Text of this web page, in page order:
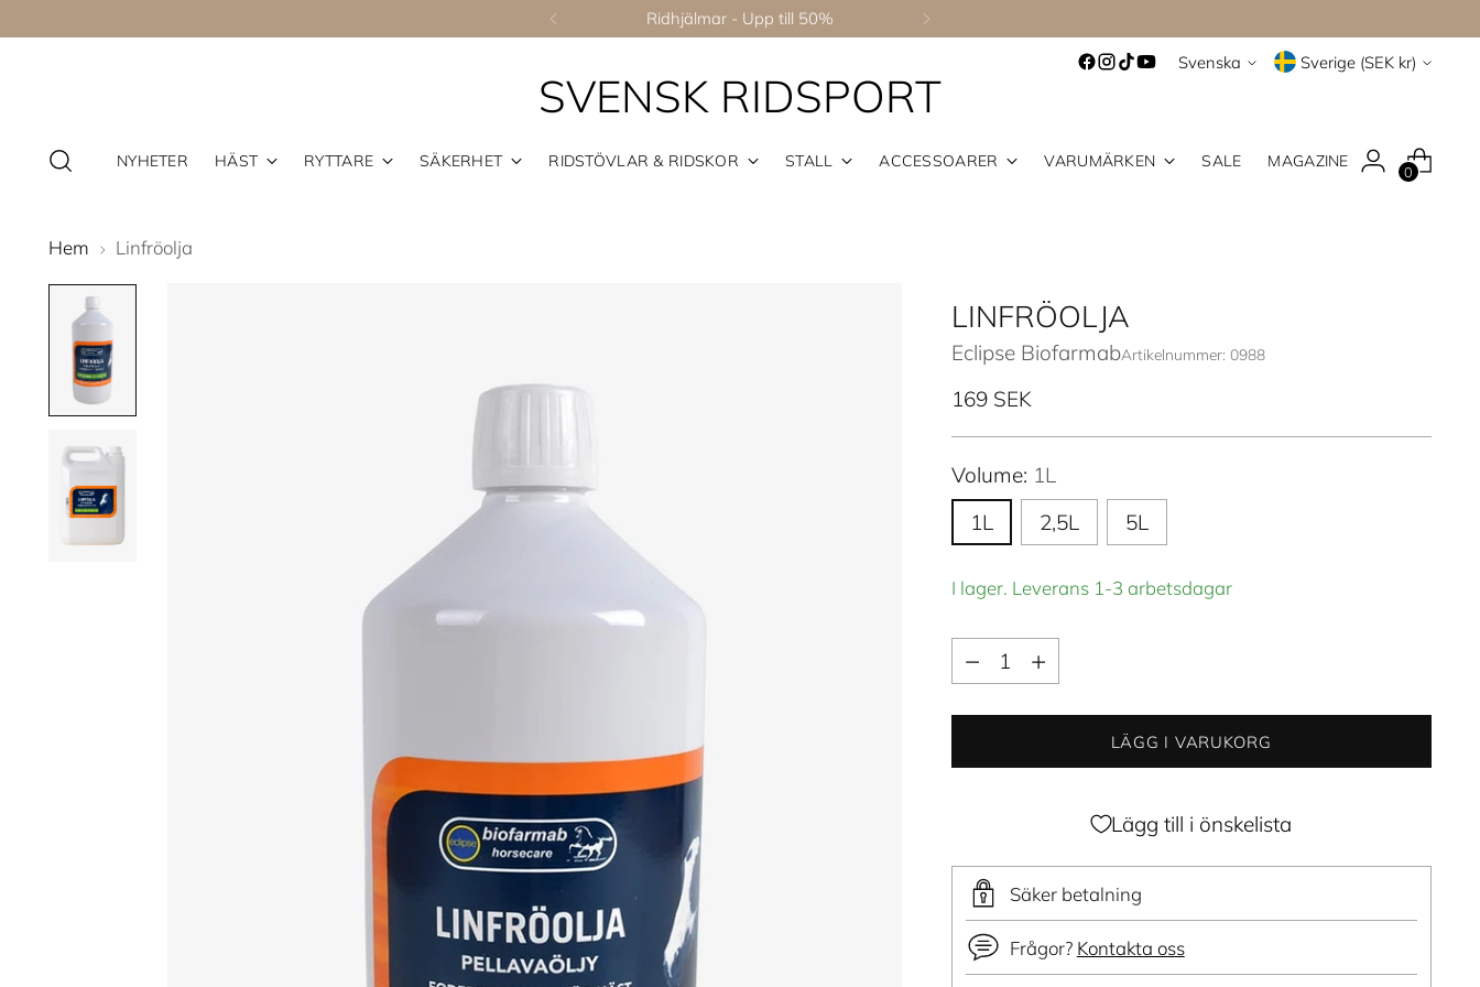
Ridhjälmar - Upp till 50%
Språk
Svenska Valuta Sverige (SEK kr)
SVENSK RIDSPORT
NYHETER HÄST RYTTARE SÄKERHET RIDSTÖVLAR & RIDSKOR STALL ACCESSOARER VARUMÄRKEN SALE MAGAZINE
0
Hem Linfröolja
LINFRÖOLJA
Eclipse BiofarmabArtikelnummer: 0988
Ordinarie
169 SEK
Volume: 1L
1L
2,5L 5L
I lager. Leverans 1-3 arbetsdagar
Kvantitet
Kvantitet
LÄGG I VARUKORG
Lägg till i önskelista
Säker betalning
Frågor? Kontakta oss